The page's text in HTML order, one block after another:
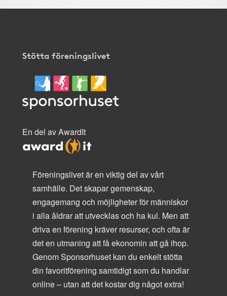
Stötta föreningslivet
En del av AwardIt
Föreningslivet är en viktig del av vårt
samhälle. Det skapar gemenskap,
engagemang och möjligheter för människor
i alla åldrar att utvecklas och ha kul. Men att
driva en förening kräver resurser, och ofta är
det en utmaning att få ekonomin att gå ihop.
Genom Sponsorhuset kan du enkelt stötta
din favoritförening samtidigt som du handlar
online – utan att det kostar dig något extra!